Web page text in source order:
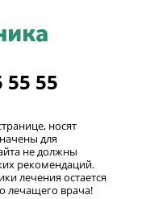
55 55
носят
для
не должны
рекомендаций.
лечения остается
лечащего врача!